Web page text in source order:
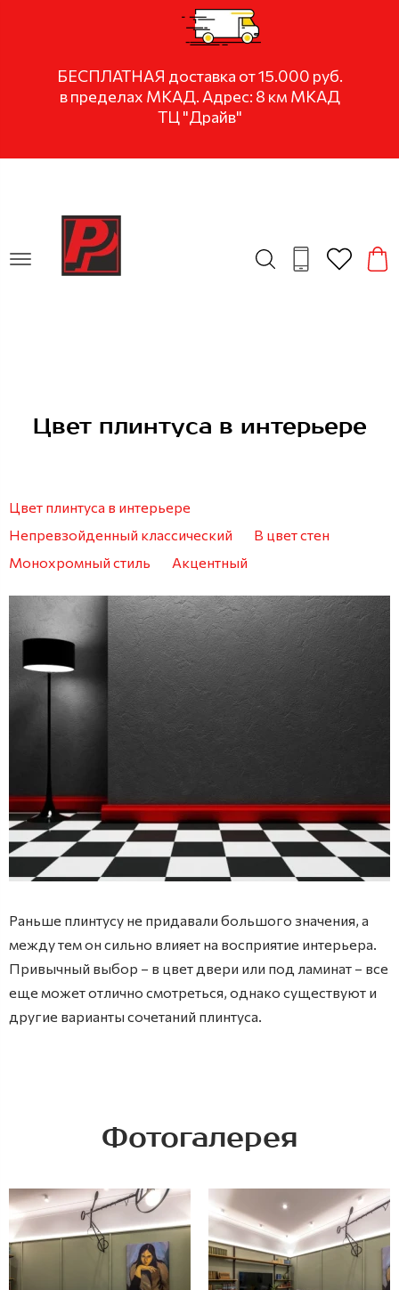
БЕСПЛАТНАЯ доставка от 15.000 руб.
в пределах МКАД. Адрес: 8 км МКАД
ТЦ "Драйв"
Цвет плинтуса в интерьере
Цвет плинтуса в интерьере
Непревзойденный классический
В цвет стен
Монохромный стиль
Акцентный
Раньше плинтусу не придавали большого значения, а
между тем он сильно влияет на восприятие интерьера.
Привычный выбор – в цвет двери или под ламинат – все
еще может отлично смотреться, однако существуют и
другие варианты сочетаний плинтуса.
Фотогалерея